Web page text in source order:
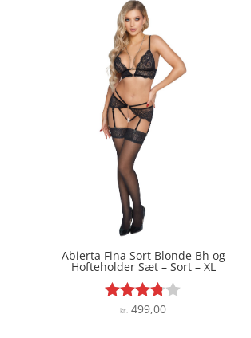
Abierta Fina Sort Blonde Bh og
Hofteholder Sæt – Sort – XL
Vurderet
kr. 499,00